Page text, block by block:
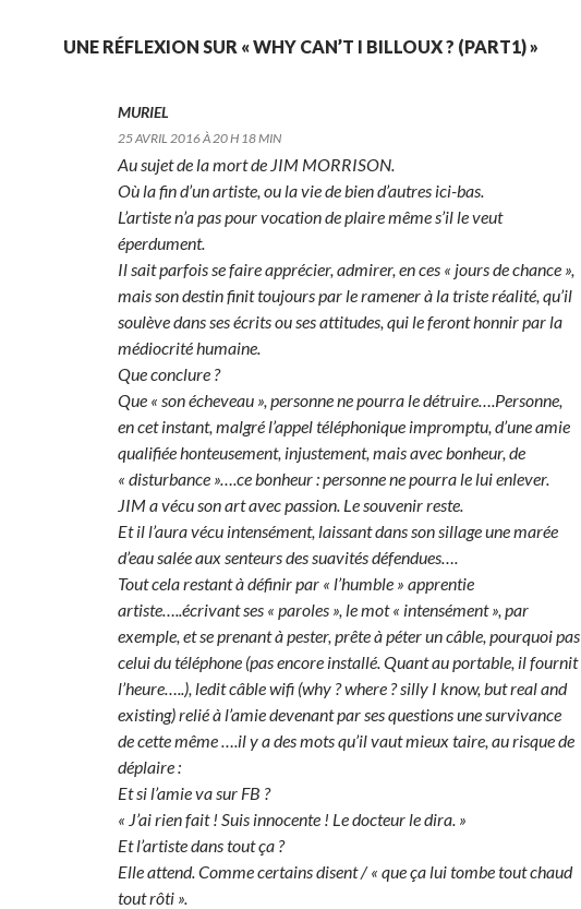
UNE RÉFLEXION SUR « WHY CAN’T I BILLOUX ? (PART1) »
MURIEL
25 AVRIL 2016 À 20 H 18 MIN
Au sujet de la mort de JIM MORRISON.
Où la fin d’un artiste, ou la vie de bien d’autres ici-bas.
L’artiste n’a pas pour vocation de plaire même s’il le veut
éperdument.
Il sait parfois se faire apprécier, admirer, en ces « jours de chance »,
mais son destin finit toujours par le ramener à la triste réalité, qu’il
soulève dans ses écrits ou ses attitudes, qui le feront honnir par la
médiocrité humaine.
Que conclure ?
Que « son écheveau », personne ne pourra le détruire….Personne,
en cet instant, malgré l’appel téléphonique impromptu, d’une amie
qualifiée honteusement, injustement, mais avec bonheur, de
« disturbance »….ce bonheur : personne ne pourra le lui enlever.
JIM a vécu son art avec passion. Le souvenir reste.
Et il l’aura vécu intensément, laissant dans son sillage une marée
d’eau salée aux senteurs des suavités défendues….
Tout cela restant à définir par « l’humble » apprentie
artiste…..écrivant ses « paroles », le mot « intensément », par
exemple, et se prenant à pester, prête à péter un câble, pourquoi pas
celui du téléphone (pas encore installé. Quant au portable, il fournit
l’heure…..), ledit câble wifi (why ? where ? silly I know, but real and
existing) relié à l’amie devenant par ses questions une survivance
de cette même ….il y a des mots qu’il vaut mieux taire, au risque de
déplaire :
Et si l’amie va sur FB ?
« J’ai rien fait ! Suis innocente ! Le docteur le dira. »
Et l’artiste dans tout ça ?
Elle attend. Comme certains disent / « que ça lui tombe tout chaud
tout rôti ».